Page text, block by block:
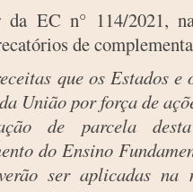
da EC n° 114/2021,
de
que os Estados
União por força de
de parcela
do Ensino
ser aplicadas na